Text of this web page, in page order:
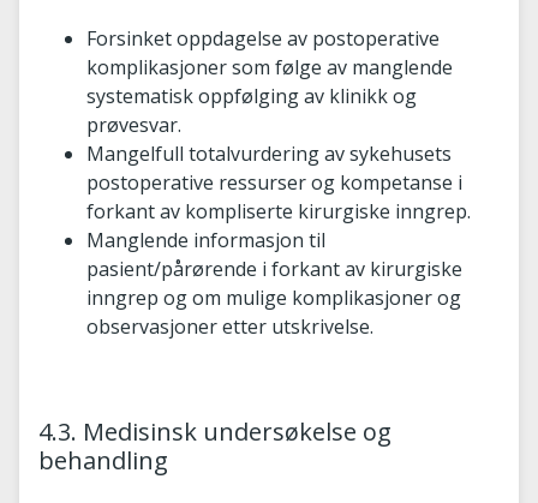
Forsinket oppdagelse av postoperative
komplikasjoner som følge av manglende
systematisk oppfølging av klinikk og
prøvesvar.
Mangelfull totalvurdering av sykehusets
postoperative ressurser og kompetanse i
forkant av kompliserte kirurgiske inngrep.
Manglende informasjon til
pasient/pårørende i forkant av kirurgiske
inngrep og om mulige komplikasjoner og
observasjoner etter utskrivelse.
4.3. Medisinsk undersøkelse og
behandling